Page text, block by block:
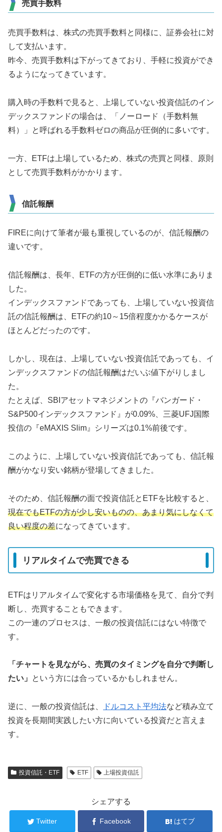
売買手数料
売買手数料は、株式の売買手数料と同様に、証券会社に対
して支払います。
昨今、売買手数料は下がってきており、手軽に投資ができ
るようになってきています。
購入時の手数料で見ると、上場していない投資信託のイン
デックスファンドの場合は、「ノーロード（手数料無
料）」と呼ばれる手数料ゼロの商品が圧倒的に多いです。
一方、ETFは上場しているため、株式の売買と同様、原則
として売買手数料がかかります。
信託報酬
FIREに向けて筆者が最も重視しているのが、信託報酬の
違いです。
信託報酬は、長年、ETFの方が圧倒的に低い水準にありま
した。
インデックスファンドであっても、上場していない投資信
託の信託報酬は、ETFの約10～15倍程度かかるケースが
ほとんどだったのです。
しかし、現在は、上場していない投資信託であっても、イ
ンデックスファンドの信託報酬はだいぶ値下がりしまし
た。
たとえば、SBIアセットマネジメントの『バンガード・
S&P500インデックスファンド』が0.09%、三菱UFJ国際
投信の『eMAXIS Slim』シリーズは0.1%前後です。
このように、上場していない投資信託であっても、信託報
酬がかなり安い銘柄が登場してきました。
そのため、信託報酬の面で投資信託とETFを比較すると、
現在でもETFの方が少し安いものの、あまり気にしなくて
良い程度の差になってきています。
リアルタイムで売買できる
ETFはリアルタイムで変化する市場価格を見て、自分で判
断し、売買することもできます。
この一連のプロセスは、一般の投資信託にはない特徴で
す。
「チャートを見ながら、売買のタイミングを自分で判断し
たい」
という方には合っているかもしれません。
逆に、一般の投資信託は、 ドルコスト平均法など積み立て
投資を長期間実践したい方に向いている投資だと言えま
す。
投資信託・ETF ETF 上場投資信託
シェアする
Twitter Facebook はてブ